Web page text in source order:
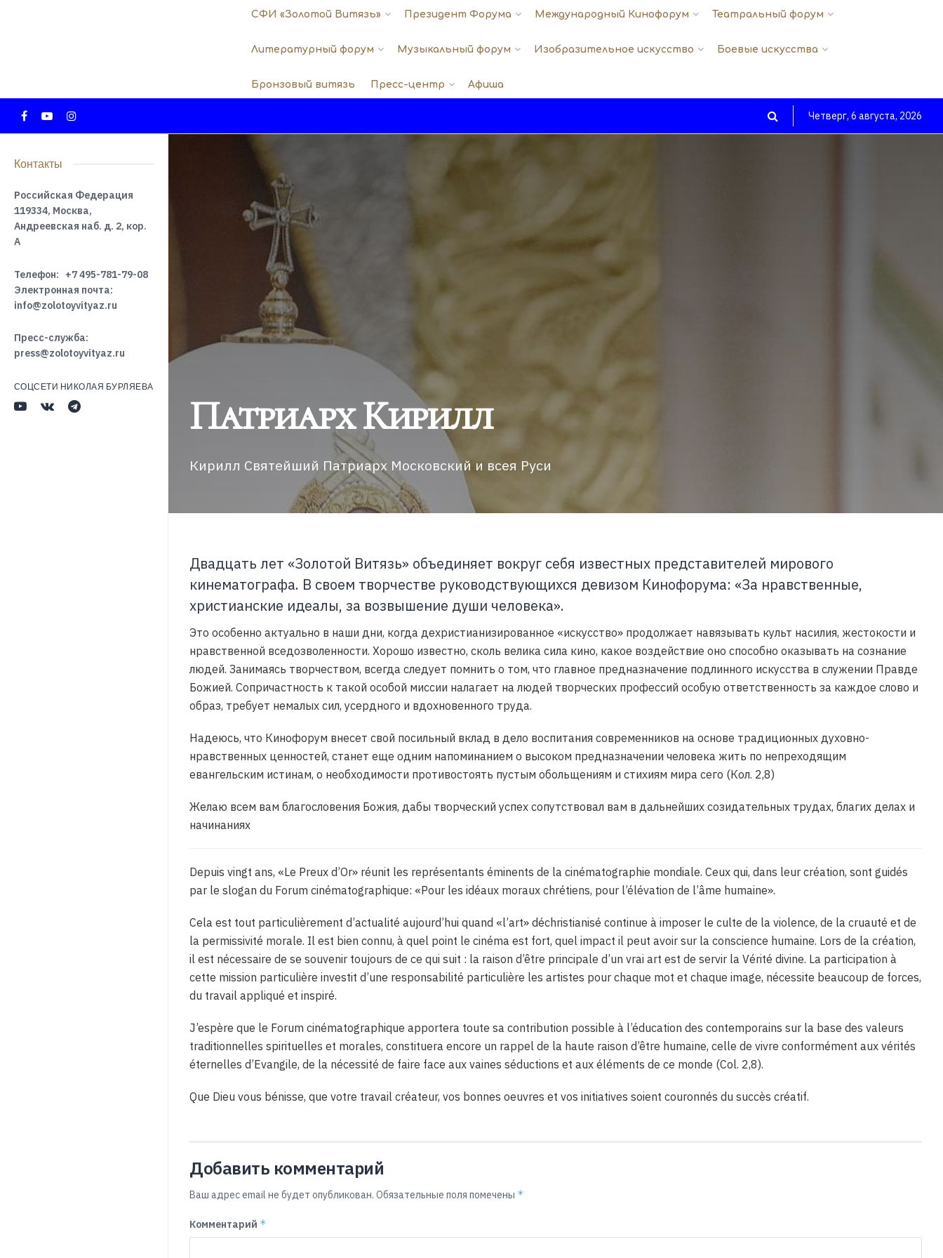
Контакты
Российская Федерация
119334, Москва,
Андреевская наб. д. 2, кор.
А
Телефон: +7 495-781-79-08
Электронная почта:
info@zolotoyvityaz.ru
Пресс-служба:
press@zolotoyvityaz.ru
СОЦСЕТИ НИКОЛАЯ БУРЛЯЕВА
СФИ «Золотой Витязь» Президент Форума Международный Кинофорум Театральный форум
Литературный форум Музыкальный форум Изобразительное искусство Боевые искусства
Бронзовый витязь Пресс-центр Афиша
Четверг, 6 августа, 2026
Патриарх Кирилл
Кирилл Святейший Патриарх Московский и всея Руси
Двадцать лет «Золотой Витязь» объединяет вокруг себя известных представителей мирового
кинематографа. В своем творчестве руководствующихся девизом Кинофорума: «За нравственные,
христианские идеалы, за возвышение души человека».
Это особенно актуально в наши дни, когда дехристианизированное «искусство» продолжает навязывать культ насилия, жестокости и
нравственной вседозволенности. Хорошо известно, сколь велика сила кино, какое воздействие оно способно оказывать на сознание
людей. Занимаясь творчеством, всегда следует помнить о том, что главное предназначение подлинного искусства в служении Правде
Божией. Сопричастность к такой особой миссии налагает на людей творческих профессий особую ответственность за каждое слово и
образ, требует немалых сил, усердного и вдохновенного труда.
Надеюсь, что Кинофорум внесет свой посильный вклад в дело воспитания современников на основе традиционных духовно-
нравственных ценностей, станет еще одним напоминанием о высоком предназначении человека жить по непреходящим
евангельским истинам, о необходимости противостоять пустым обольщениям и стихиям мира сего (Кол. 2,8)
Желаю всем вам благословения Божия, дабы творческий успех сопутствовал вам в дальнейших созидательных трудах, благих делах и
начинаниях
Depuis vingt ans, «Le Preux d’Or» réunit les représentants éminents de la cinématographie mondiale. Ceux qui, dans leur création, sont guidés
par le slogan du Forum cinématographique: «Pour les idéaux moraux chrétiens, pour l’élévation de l’âme humaine».
Cela est tout particulièrement d’actualité aujourd’hui quand «l’art» déchristianisé continue à imposer le culte de la violence, de la cruauté et de
la permissivité morale. Il est bien connu, à quel point le cinéma est fort, quel impact il peut avoir sur la conscience humaine. Lors de la création,
il est nécessaire de se souvenir toujours de ce qui suit : la raison d’être principale d’un vrai art est de servir la Vérité divine. La participation à
cette mission particulière investit d’une responsabilité particulière les artistes pour chaque mot et chaque image, nécessite beaucoup de forces,
du travail appliqué et inspiré.
J’espère que le Forum cinématographique apportera toute sa contribution possible à l’éducation des contemporains sur la base des valeurs
traditionnelles spirituelles et morales, constituera encore un rappel de la haute raison d’être humaine, celle de vivre conformément aux vérités
éternelles d’Evangile, de la nécessité de faire face aux vaines séductions et aux éléments de ce monde (Col. 2,8).
Que Dieu vous bénisse, que votre travail créateur, vos bonnes oeuvres et vos initiatives soient couronnés du succès créatif.
Добавить комментарий
Ваш адрес email не будет опубликован. Обязательные поля помечены *
Комментарий *